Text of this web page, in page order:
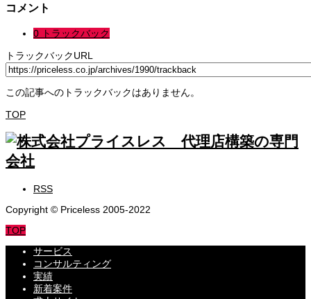
コメント
0 トラックバック
トラックバックURL
この記事へのトラックバックはありません。
TOP
RSS
Copyright © Priceless 2005-2022
TOP
サービス
コンサルティング
実績
新着案件